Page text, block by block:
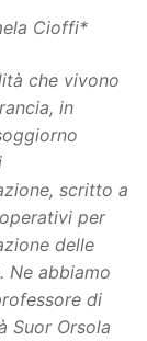
Cioffi*
che vivono
in
scritto a
per
delle
Ne abbiamo
di
Suor Orsola